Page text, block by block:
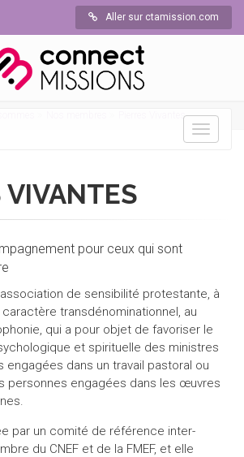
Aller sur ctamission.com
Toggle
Pierres Vivantes
VIVANTES
pour ceux qui sont
de sensibilité protestante, à
transdénominationnel, au
qui a pour objet de favoriser le
et spirituelle des ministres
engagées dans un travail pastoral ou
personnes engagées dans les œuvres
par un comité de référence inter-
du CNEF et de la FMEF, et elle